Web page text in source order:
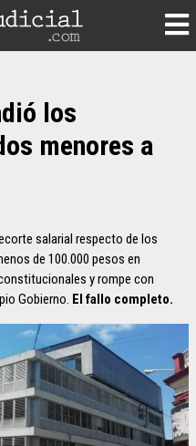
los
menores a
salarial respecto de los
de 100.000 pesos en
y rompe con
Gobierno. El fallo completo.